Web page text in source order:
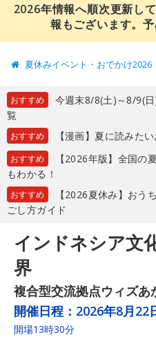
2026年情報へ順次更新し
報もございます。予
夏休みイベント・おでかけ2026
おすすめ
今週末8/8(土)～8/9(
覧
おすすめ 【漫画】夏に読みた
おすすめ
【2026年版】全国の
もわかる！
おすすめ
【2026夏休み】おう
ごし方ガイド
インドネシア文
界
複合型交流拠点ウィズあ
開催日程： 2026年8月22
開場13時30分